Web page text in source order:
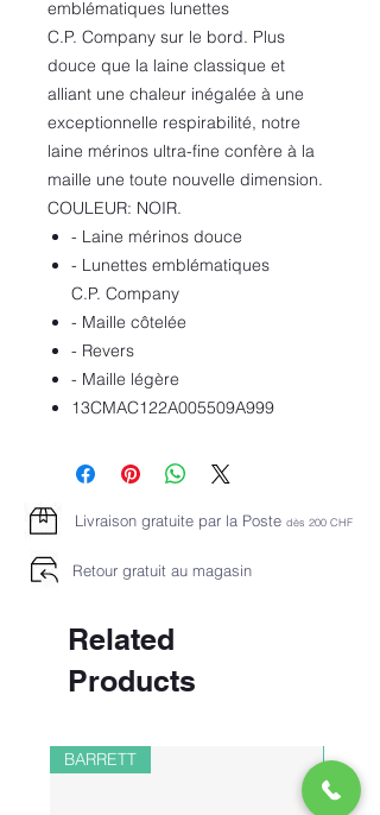
emblématiques lunettes
C.P. Company sur le bord. Plus
douce que la laine classique et
alliant une chaleur inégalée à une
exceptionnelle respirabilité, notre
laine mérinos ultra-fine confère à la
maille une toute nouvelle dimension.
COULEUR: NOIR.
- Laine mérinos douce
- Lunettes emblématiques
C.P. Company
- Maille côtelée
- Revers
- Maille légère
13CMAC122A005509A999
Livraison gratuite par la Poste dès 200 CHF
Retour gratuit au magasin
Related
Products
BARRETT